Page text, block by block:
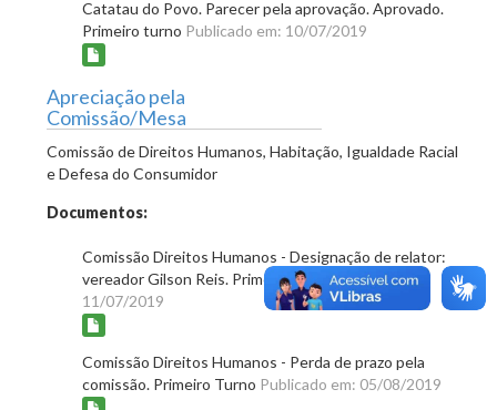
Catatau do Povo. Parecer pela aprovação. Aprovado.
Primeiro turno Publicado em: 10/07/2019
Apreciação pela
Comissão/Mesa
Comissão de Direitos Humanos, Habitação, Igualdade Racial
e Defesa do Consumidor
Documentos:
Comissão Direitos Humanos - Designação de relator:
vereador Gilson Reis. Primeiro turnoPublicado em:
11/07/2019
Comissão Direitos Humanos - Perda de prazo pela
comissão. Primeiro Turno Publicado em: 05/08/2019